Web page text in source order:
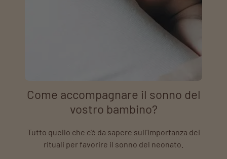
Come accompagnare il sonno del
vostro bambino?
Tutto quello che c’è da sapere sull’importanza dei
rituali per favorire il sonno del neonato.